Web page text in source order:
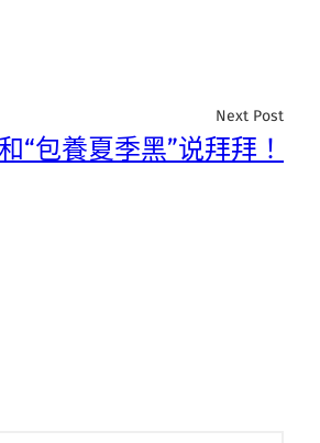
Next Post
“包養夏季黑”说拜拜！